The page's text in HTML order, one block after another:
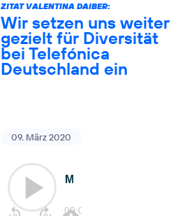
ZITAT VALENTINA DAIBER:
Wir setzen uns weiter
gezielt für Diversität
bei Telefónica
Deutschland ein
09. März 2020